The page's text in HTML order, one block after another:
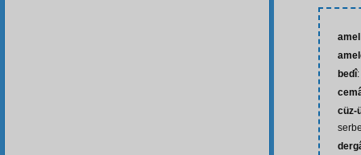
amel
bedî
cüz-